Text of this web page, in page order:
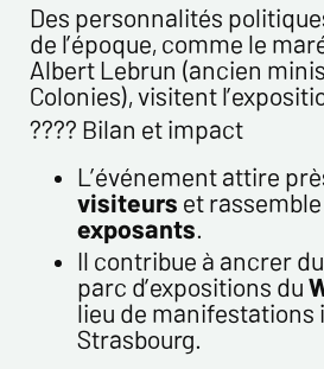
Des personnalités
de l’époque, comme le
Albert Lebrun (ancien
Colonies), visitent
???? Bilan et impact
L’événement attire
visiteurs et
exposants.
Il contribue à ancrer
parc d’expositions du
lieu de manifestations
Strasbourg.